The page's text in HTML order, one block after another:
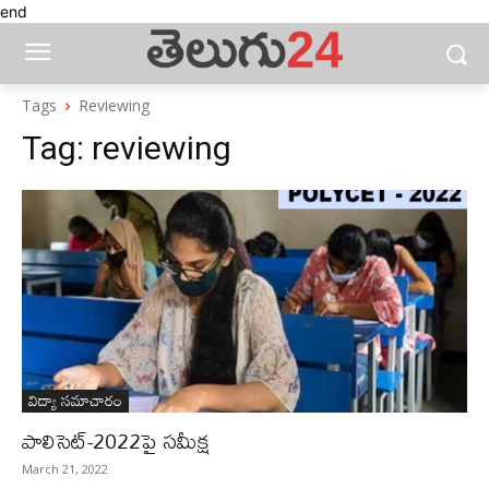
end
Tags Reviewing
Tag: reviewing
విద్యా సమాచారం
పాలిసెట్‌-2022పై సమీక్ష
March 21, 2022